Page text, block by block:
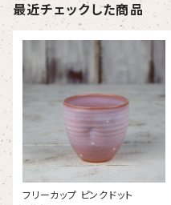
最近チェックした商品
フリーカップ ピンクドット